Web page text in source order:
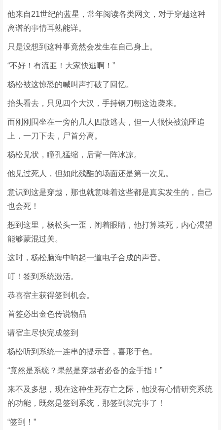
他来自21世纪的蓝星，常年阅读各类网文，对于穿越这种
离谱的事情耳熟能详。
只是没想到这种事竟然会发生在自己身上。
“不好！有流匪！大家快逃啊！”
杨松被这惊恐的喊叫声打破了回忆。
抬头看去，只见四个大汉，手持钢刀朝这边袭来。
而刚刚围坐在一旁的几人四散逃去，但一人很快被流匪追
上，一刀下去，尸首分离。
杨松见状，瞳孔猛缩，后背一阵冰凉。
他见过死人，但如此残酷的场面还是第一次见。
意识到这是穿越，那也就意味着这些都是真实发生的，自己
也会死！
想到这里，杨松头一歪，闭着眼睛，他打算装死，内心渴望
能够蒙混过关。
这时，杨松脑海中响起一道电子合成的声音。
叮！签到系统激活。
恭喜宿主获得签到机会。
首签必出金色传说物品
请宿主尽快完成签到
杨松听到系统一连串的提示音，喜形于色。
“竟然是系统？果然是穿越者必备的金手指！”
来不及多想，现在这种生死存亡之际，他没有心情研究系统
的功能，既然是签到系统，那签到就完事了！
“签到！”